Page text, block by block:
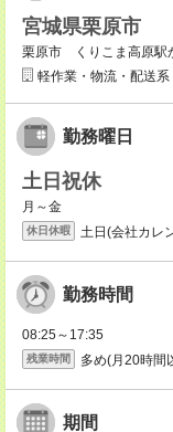
宮城県栗原市
栗原市 くりこま高原駅
軽作業・物流・配送系
勤務曜日
土日祝休
月～金
休日休暇 土日(会社カレ
勤務時間
08:25～17:35
残業時間 多め(月20時間
期間